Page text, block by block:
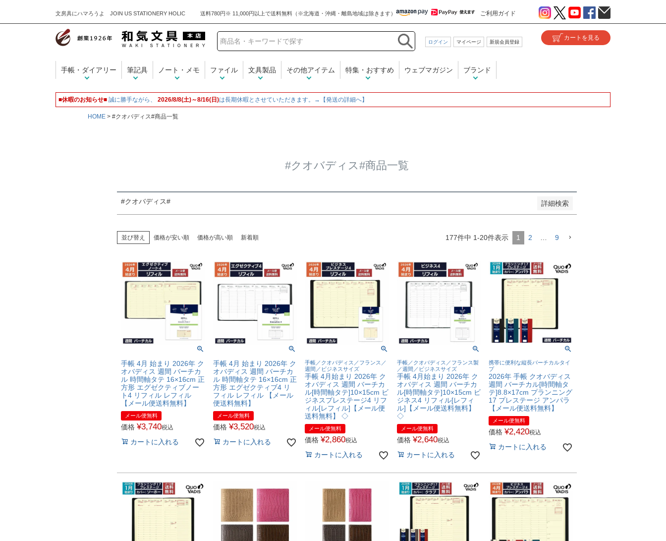
文房具にハマろうよ JOIN US STATIONERY HOLIC ご利用ガイド
和気文具
ログイン マイページ 新規会員登録
手帳・ダイアリー 筆記具 ノート・メモ ファイル 文具製品 その他アイテム 特集・おすすめ ウェブマガジン ブランド
■休暇のお知らせ■ 誠に勝手ながら、 2026/8/8(土)～8/16(日)は長期休暇とさせていただきます。→【発送の詳細へ】
HOME #クオバディス#商品一覧
#クオバディス#商品一覧
#クオバディス# 詳細検索
キーワード
～
商品タグ
商品番号/JANコード
並び替え 価格が安い順 価格が高い順 新着順 177件中 1-20件表示 1 2 9
手帳 4月 始まり 2026年 ク
オバディス 週間 バーチカ
ル 時間軸タテ 16×16cm 正
方形 エグゼクティブノー
ト4 リフィル レフィル
【メール便送料無料】
メール便無料
価格 ¥3,740税込
カートに入れる
手帳 4月 始まり 2026年 ク
オバディス 週間 バーチカ
ル 時間軸タテ 16×16cm 正
方形 エグゼクティブ4 リ
フィル レフィル 【メール
便送料無料】
メール便無料
価格 ¥3,520税込
カートに入れる
手帳／クオバディス／フランス／
週間／ビジネスサイズ
手帳 4月始まり 2026年 ク
オバディス 週間 バーチカ
ル[時間軸タテ]10×15cm ビ
ジネスプレステージ4 リフ
ィル[レフィル]【メール便
送料無料】 ◇
メール便無料
価格 ¥2,860税込
カートに入れる
手帳／クオバディス／フランス製
／週間／ビジネスサイズ
手帳 4月始まり 2026年 ク
オバディス 週間 バーチカ
ル[時間軸タテ]10×15cm ビ
ジネス4 リフィル[レフィ
ル]【メール便送料無料】
◇
メール便無料
価格 ¥2,640税込
カートに入れる
携帯に便利な縦長バーチカルタイ
プ
2026年 手帳 クオバディス
週間 バーチカル[時間軸タ
テ]8.8×17cm プランニング
17 プレステージ アンパラ
【メール便送料無料】
メール便無料
価格 ¥2,420税込
カートに入れる